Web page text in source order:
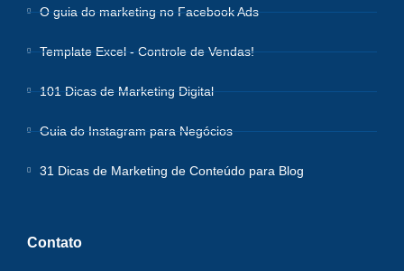
O guia do marketing no Facebook Ads
Template Excel - Controle de Vendas!
101 Dicas de Marketing Digital
Guia do Instagram para Negócios
31 Dicas de Marketing de Conteúdo para Blog
Contato